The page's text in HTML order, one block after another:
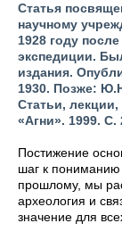
Статья
научному
1928 году
экспедиции.
издания.
1930. Позже:
Статьи,
«Агни». 1999. С.
Постижение
шаг к пониманию
прошлому, мы
археология и
значение для